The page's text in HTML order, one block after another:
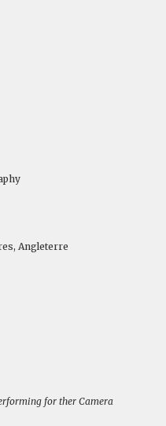
Angleterre
for ther Camera